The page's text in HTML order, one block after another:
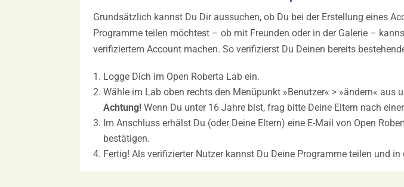
Grundsätzlich kannst Du Dir aussuchen, ob Du bei der Erstellung eines
Programme teilen möchtest – ob mit Freunden oder in der Galerie –
verifiziertem Account machen. So verifizierst Du Deinen bereits
Logge Dich im Open Roberta Lab ein.
Wähle im Lab oben rechts den Menüpunkt »Benutzer« > »ändern« aus
Achtung! Wenn Du unter 16 Jahre bist, frag bitte Deine Eltern nach
Im Anschluss erhälst Du (oder Deine Eltern) eine E-Mail von Open
bestätigen.
Fertig! Als verifizierter Nutzer kannst Du Deine Programme teilen und in